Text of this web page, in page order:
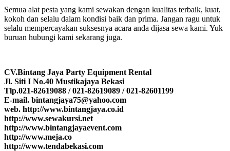
Semua alat pesta yang kami sewakan dengan kualitas terbaik, kuat,
kokoh dan selalu dalam kondisi baik dan prima. Jangan ragu untuk
selalu mempercayakan suksesnya acara anda dijasa sewa kami. Yuk
buruan hubungi kami sekarang juga.
CV.Bintang Jaya Party Equipment Rental
Jl. Siti I No.40 Mustikajaya Bekasi
Tlp.021-82619088 / 021-82619089 / 021-82601199
E-mail. bintangjaya75@yahoo.com
web. http://www.bintangjaya.co.id
http://www.sewakursi.net
http://www.bintangjayaevent.com
http://www.meja.co
http://www.tendabekasi.com